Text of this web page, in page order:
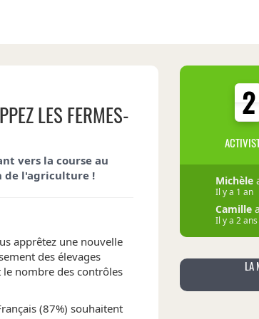
LES FERMES-
vers la course au
l'agriculture !
apprêtez une nouvelle
des élevages
nombre des contrôles
(87%) souhaitent
2
2
helene
Il y a 1 an
Michèle
Il y a 1 an
Camille
Il y a 2 ans
a
Érica
LA